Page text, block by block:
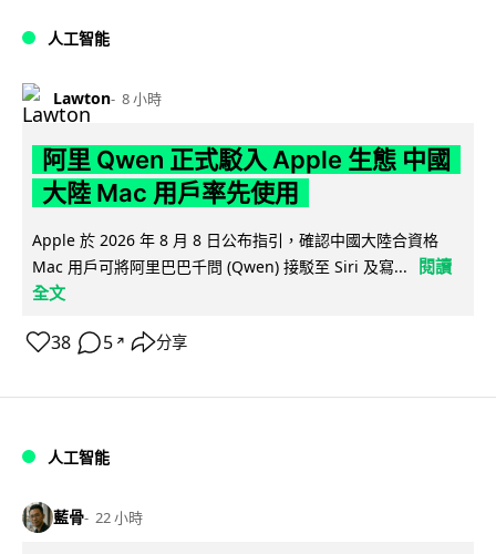
人工智能
Lawton 8 小時
阿里 Qwen 正式駁入 Apple 生態 中國
大陸 Mac 用戶率先使用
Apple 於 2026 年 8 月 8 日公布指引，確認中國大陸合資格
Mac 用戶可將阿里巴巴千問 (Qwen) 接駁至 Siri 及寫...
閱讀
全文
38 5 ↗ 分享
人工智能
藍骨 22 小時